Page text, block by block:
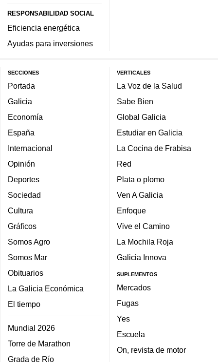
RESPONSABILIDAD SOCIAL
Eficiencia energética
Ayudas para inversiones
SECCIONES
Portada
Galicia
Economía
España
Internacional
Opinión
Deportes
Sociedad
Cultura
Gráficos
Somos Agro
Somos Mar
Obituarios
La Galicia Económica
El tiempo
Mundial 2026
Torre de Marathon
Grada de Río
VERTICALES
La Voz de la Salud
Sabe Bien
Global Galicia
Estudiar en Galicia
La Cocina de Frabisa
Red
Plata o plomo
Ven A Galicia
Enfoque
Vive el Camino
La Mochila Roja
Galicia Innova
SUPLEMENTOS
Mercados
Fugas
Yes
Escuela
On, revista de motor